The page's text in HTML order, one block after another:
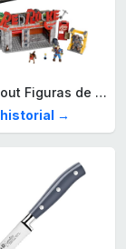
Mega Fallout Figuras de acción y Juguetes de construcción, Parada de Camiones Red Rocket con 824 Piezas, 2 Personajes articulados y Accesorios, para coleccionistas, HXT00
historial →